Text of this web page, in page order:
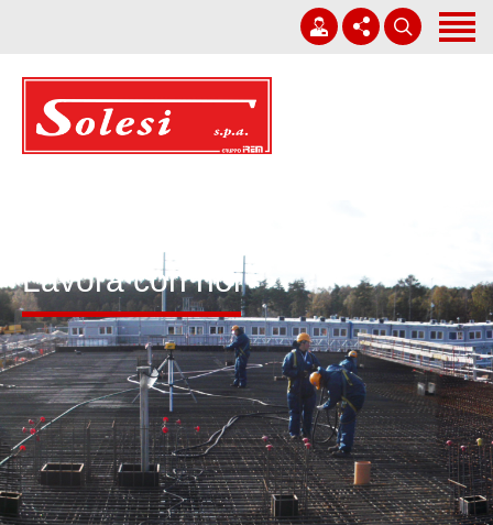
Società
Whistleblowing
Lavora con noi
News
Contatti
Italiano
+39 0931 751411
Lavora con noi